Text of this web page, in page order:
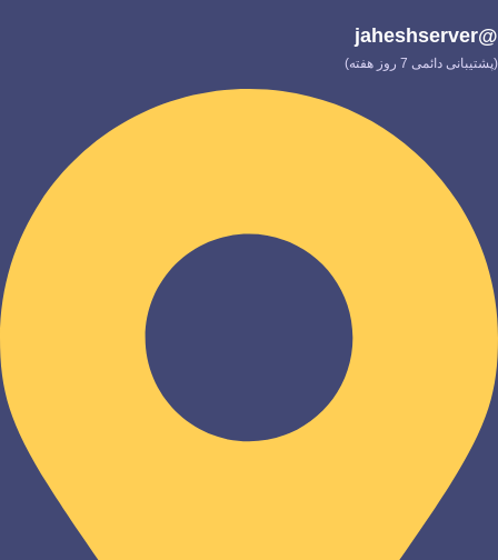
@jaheshserver
(پشتیبانی دائمی 7 روز هفته)